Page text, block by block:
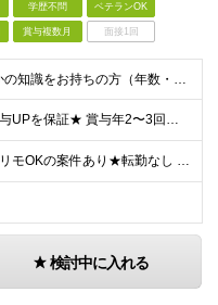
学歴不問 ベテランOK
賞与複数月 面接1回
■ITに関する何らかの知識をお持ちの方（年数・言語・業界・規模・フェーズ不問） ┗独学やスクールでIT技術・プログラミングなどを学んだことがある方は歓迎です！ ※学歴不問 【以下のような方をお待ちし
★経験者は前職給与UPを保証★ 賞与年2〜3回／残業代全額支給／子ども手当（月1万円）／誕生日手当（年1回1万円） 明確な評価基準で、月給アップも目指しやすい環境！ 一度の査定で月給が数万円上がる社員
★リモート・フルリモOKの案件あり★転勤なし 東京都内及び都内近郊（神奈川、千葉、埼玉）のプロジェクト先 ※勤務地はご希望を考慮の上決定 本社：東京都豊島区東池袋1-25-6 PMO池袋11階 ※
検討中に入れる